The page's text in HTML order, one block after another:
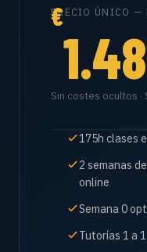
PRECIO ÚNICO —
€
Sin costes ocultos ·
175h clases
2 semanas
online
Semana 0
Tutorías 1 a